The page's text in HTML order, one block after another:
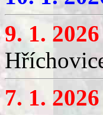
9. 1.
7. 1.